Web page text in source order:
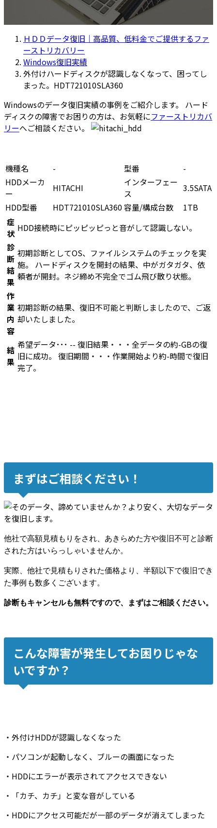
ＨＤＤデータ復旧｜高品質、低料金でご提供するファ
ーストリカバリー
Windows復旧実績
外付けハードディスクが認識しなくなって、困ってし
まった。HDT721010SLA360
Windowsのデータ復旧実績の事例をご紹介します。 ハード
ディスクの障害でお困りの方は、お気軽にファーストリカバ
リーへご相談ください。
機種名 - 型番
-
HDDメーカ
ー
HITACHI
インターフェー
ス
3.5SATA
HDD型番
HDT721010SLA360容量/構成台数
1TB
症
状 HDD接続時にピッピッピっと音がして認識しない。
診
断
結
果
初期診断としてOS、ファイルシステムのチェックを実
施。 ハードディスクを開封の結果、中がガタガタ、依
頼者が開封。ネジ締め不完全でゴム飛び散り状態。
作
業
内
容
初期診断の結果、復旧不可能と判断しましたので、ご返
却いたしました。
結
果
希望データ･･･ -- 復旧結果・・・全データの約-GBの復
旧に成功。 復旧期間・・・作業開始より約-時間で復旧
完了。
まずはご相談ください！
他社で高額見積もりをされ、あきらめた方や復旧不可と診断
された方はいらっしゃいませんか。
実際、他社で見積もりされた価格より、半額以下で復旧でき
た事例も数多くございます。
診断もキャンセルも無料ですので、まずはご相談ください。
こんな障害が発生してお困りじゃな
いですか？
・ 外付けHDDが認識しなくなった
・ パソコンが起動しなく 、 ブルーの画面になった
・ HDDにエラーが表示されてアクセスできない
・
「カチ、カチ」と変な音がしている
・ HDDにアクセス可能だが一部のデータが消えてしまった